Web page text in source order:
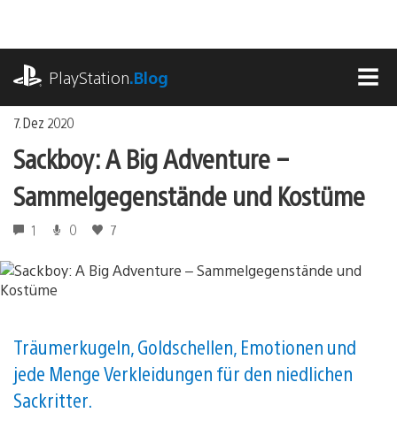
springen
PlayStation.Blog
7. Dez 2020
Sackboy: A Big Adventure –
Sammelgegenstände und Kostüme
1 0 7
Träumerkugeln, Goldschellen, Emotionen und
jede Menge Verkleidungen für den niedlichen
Sackritter.